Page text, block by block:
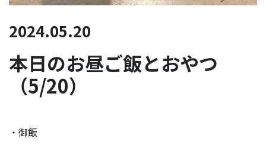
2024.05.20
本日のお昼ご飯とおやつ
（5/20）
・御飯